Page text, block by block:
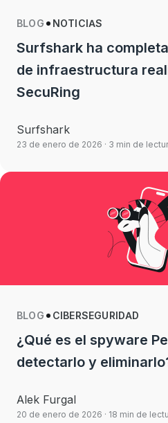
BLOG NOTICIAS
Surfshark ha
de infraestructura
SecuRing
Surfshark
23 de enero de 2026 · 3 min de
BLOG CIBERSEGURIDAD
¿Qué es el spyware
detectarlo y
Alek Furgal
20 de enero de 2026 · 18 min de